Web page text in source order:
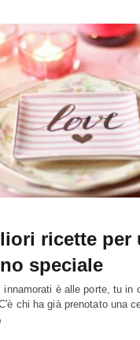
ricette per
speciale
innamorati è alle porte, tu in
chi ha già prenotato una